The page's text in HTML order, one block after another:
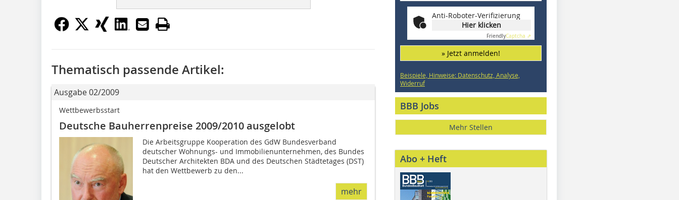
Thematisch passende Artikel:
Ausgabe 02/2009
Wettbewerbsstart
Deutsche Bauherrenpreise 2009/2010 ausgelobt
Die Arbeitsgruppe Kooperation des GdW Bundesverband
deutscher Wohnungs- und Immobilienunternehmen, des Bundes
Deutscher Architekten BDA und des Deutschen Städtetages (DST)
hat den Wettbewerb zu den...
mehr
Anti-Roboter-Verifizierung
Hier klicken
FriendlyCaptcha ⇗
» Jetzt anmelden!
Beispiele, Hinweise: Datenschutz, Analyse,
Widerruf
BBB Jobs
Mehr Stellen
Abo + Heft